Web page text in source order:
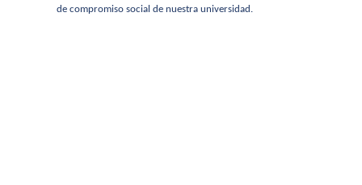
de compromiso social de nuestra universidad.